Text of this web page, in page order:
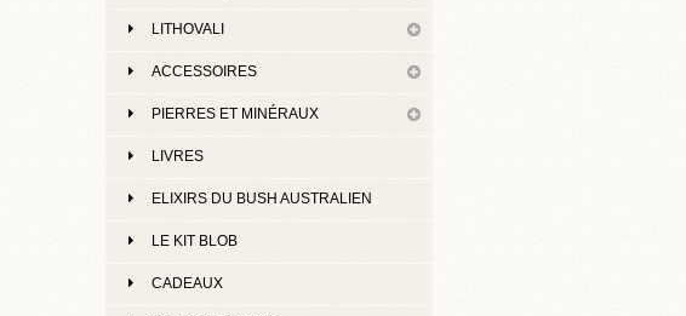
LITHOVALI
ACCESSOIRES
PIERRES ET MINÉRAUX
LIVRES
ELIXIRS DU BUSH AUSTRALIEN
LE KIT BLOB
CADEAUX